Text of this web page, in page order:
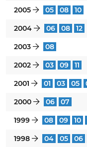
2005 } 05 08 10
2004 } 06 08 12
2003 } 08
2002 } 03 09 11
2001 } 01 03 05
2000 } 06 07
1999 } 08 09 10
1998 } 04 05 06